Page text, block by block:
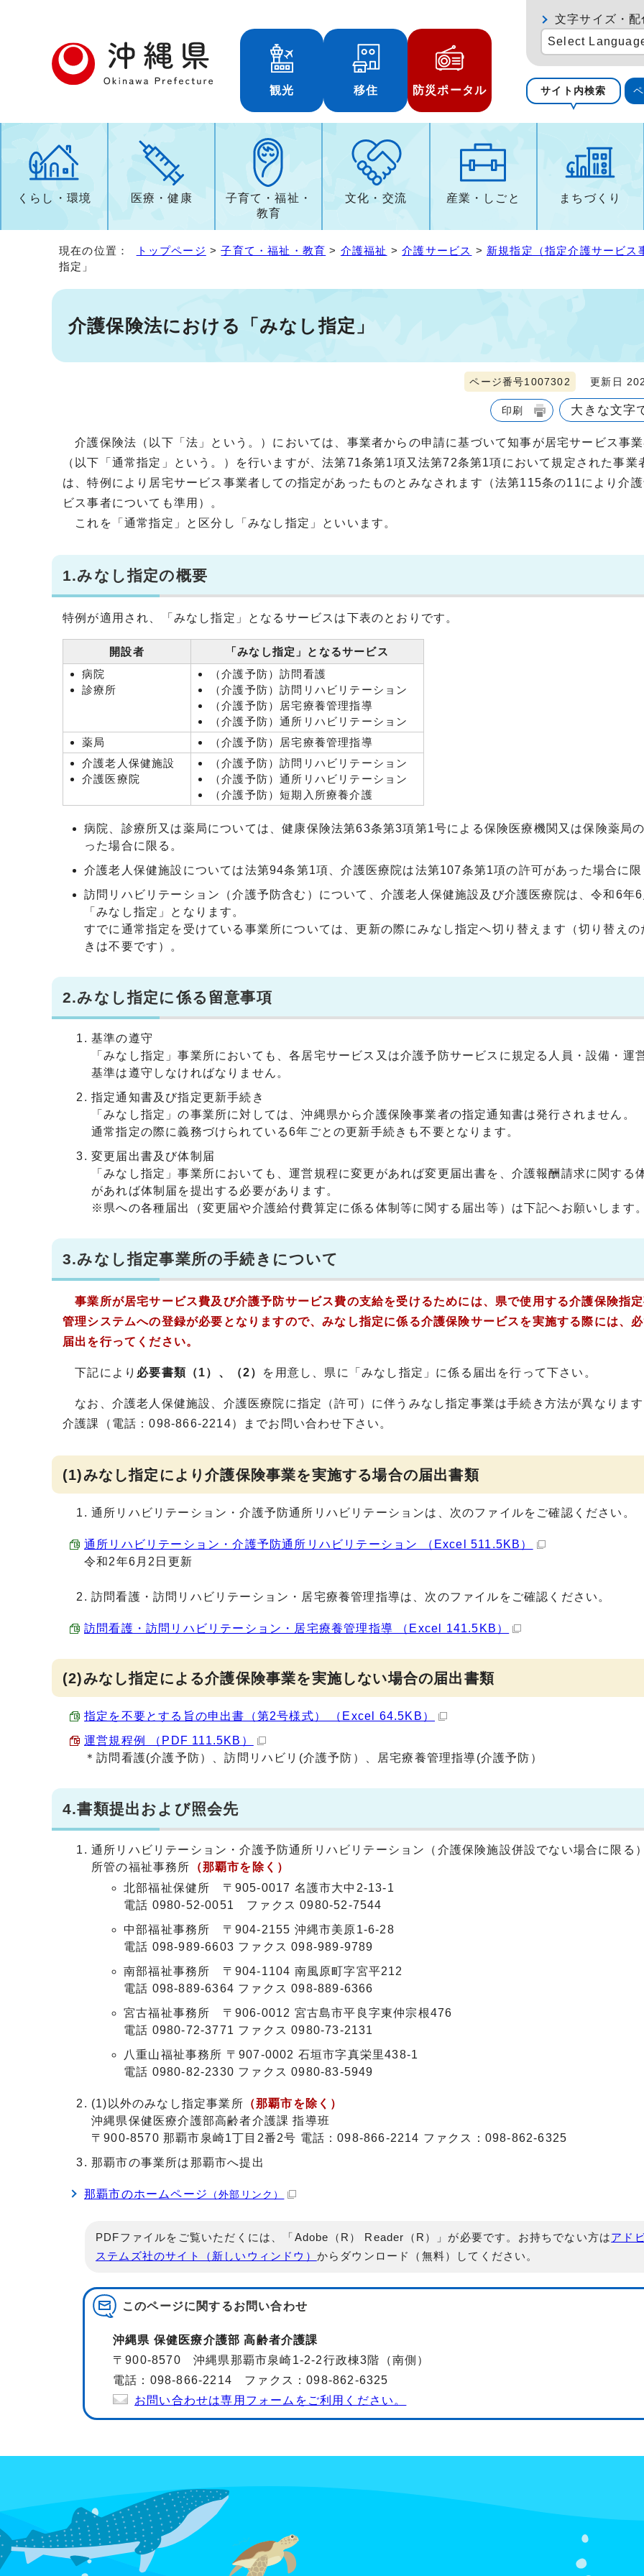
観光 移住 防災ポータル
文字サイズ・
Select
サイト内検索
くらし・環境 医療・健康
子育て・福祉・
教育
文化・交流 産業・しごと まちづくり
現在の位置： トップページ >子育て・福祉・教育 > 介護福祉 >介護サービス > 新規指定（指定介護サービス
指定」
介護保険法における「みなし指定」
ページ番号1007302 更新日
印刷 大きな文字
介護保険法（以下「法」という。）においては、事業者からの申請に基づいて知事が居宅サービス事
（以下「通常指定」という。）を行いますが、法第71条第1項又法第72条第1項において規定された事業
は、特例により居宅サービス事業者しての指定があったものとみなされます（法第115条の11により介
ビス事者についても準用）。
これを「通常指定」と区分し「みなし指定」といいます。
1.みなし指定の概要
特例が適用され、「みなし指定」となるサービスは下表のとおりです。
開設者
「みなし指定」となるサービス
病院
診療所
（介護予防）訪問看護
（介護予防）訪問リハビリテーション
（介護予防）居宅療養管理指導
（介護予防）通所リハビリテーション
薬局
（介護予防）居宅療養管理指導
介護老人保健施設
介護医療院
（介護予防）訪問リハビリテーション
（介護予防）通所リハビリテーション
（介護予防）短期入所療養介護
病院、診療所又は薬局については、健康保険法第63条第3項第1号による保険医療機関又は保険薬局
った場合に限る。
介護老人保健施設については法第94条第1項、介護医療院は法第107条第1項の許可があった場合に
訪問リハビリテーション（介護予防含む）について、介護老人保健施設及び介護医療院は、令和6年
「みなし指定」となります。
すでに通常指定を受けている事業所については、更新の際にみなし指定へ切り替えます（切り替えの
きは不要です）。
2.みなし指定に係る留意事項
基準の遵守
「みなし指定」事業所においても、各居宅サービス又は介護予防サービスに規定る人員・設備・運
基準は遵守しなければなりません。
指定通知書及び指定更新手続き
「みなし指定」の事業所に対しては、沖縄県から介護保険事業者の指定通知書は発行されません。
通常指定の際に義務づけられている6年ごとの更新手続きも不要となります。
変更届出書及び体制届
「みなし指定」事業所においても、運営規程に変更があれば変更届出書を、介護報酬請求に関する
があれば体制届を提出する必要があります。
※県への各種届出（変更届や介護給付費算定に係る体制等に関する届出等）は下記へお願いします
3.みなし指定事業所の手続きについて
事業所が居宅サービス費及び介護予防サービス費の支給を受けるためには、県で使用する介護保険指
管理システムへの登録が必要となりますので、みなし指定に係る介護保険サービスを実施する際には、
届出を行ってください。
下記により 必要書類（1）、（2） を用意し、県に「みなし指定」に係る届出を行って下さい。
なお、介護老人保健施設、介護医療院に指定（許可）に伴うみなし指定事業は手続き方法が異なりま
介護課（電話：098-866-2214）までお問い合わせ下さい。
(1)みなし指定により介護保険事業を実施する場合の届出書類
通所リハビリテーション・介護予防通所リハビリテーションは、次のファイルをご確認ください。
通所リハビリテーション・介護予防通所リハビリテーション （Excel 511.5KB）
令和2年6月2日更新
訪問看護・訪問リハビリテーション・居宅療養管理指導は、次のファイルをご確認ください。
訪問看護・訪問リハビリテーション・居宅療養管理指導 （Excel 141.5KB）
(2)みなし指定による介護保険事業を実施しない場合の届出書類
指定を不要とする旨の申出書（第2号様式） （Excel 64.5KB）
運営規程例 （PDF 111.5KB）
＊訪問看護(介護予防）、訪問リハビリ(介護予防）、居宅療養管理指導(介護予防）
4.書類提出および照会先
通所リハビリテーション・介護予防通所リハビリテーション（介護保険施設併設でない場合に限る
所管の福祉事務所 （那覇市を除く）
北部福祉保健所 〒905-0017 名護市大中2-13-1
電話 0980-52-0051 ファクス 0980-52-7544
中部福祉事務所 〒904-2155 沖縄市美原1-6-28
電話 098-989-6603 ファクス 098-989-9789
南部福祉事務所 〒904-1104 南風原町字宮平212
電話 098-889-6364 ファクス 098-889-6366
宮古福祉事務所 〒906-0012 宮古島市平良字東仲宗根476
電話 0980-72-3771 ファクス 0980-73-2131
八重山福祉事務所 〒907-0002 石垣市字真栄里438-1
電話 0980-82-2330 ファクス 0980-83-5949
(1)以外のみなし指定事業所 （那覇市を除く）
沖縄県保健医療介護部高齢者介護課 指導班
〒900-8570 那覇市泉崎1丁目2番2号 電話：098-866-2214 ファクス：098-862-6325
那覇市の事業所は那覇市へ提出
那覇市のホームページ （外部リンク）
PDFファイルをご覧いただくには、「Adobe（R） Reader（R）」が必要です。お持ちでない方はアド
ステムズ社のサイト（新しいウィンドウ） からダウンロード（無料）してください。
このページに関するお問い合わせ
沖縄県 保健医療介護部 高齢者介護課
〒900-8570 沖縄県那覇市泉崎1-2-2行政棟3階（南側）
電話：098-866-2214 ファクス：098-862-6325
お問い合わせは専用フォームをご利用ください。